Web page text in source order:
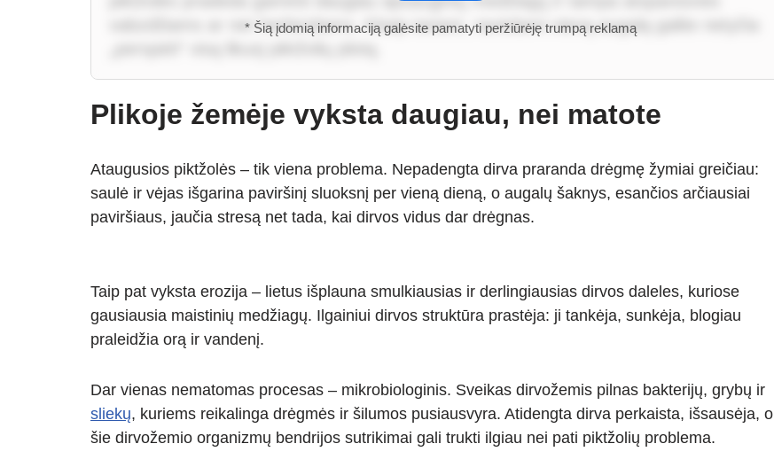
vabzdžiams ar net herbicidams. Kitaip tariant, ravėdami vieną augalą galite netyčia
* Šią įdomią informaciją galėsite pamatyti peržiūrėję trumpą reklamą
Plikoje žemėje vyksta daugiau, nei matote
Ataugusios piktžolės – tik viena problema. Nepadengta dirva praranda drėgmę žymiai greičiau:
saulė ir vėjas išgarina paviršinį sluoksnį per vieną dieną, o augalų šaknys, esančios arčiausiai
paviršiaus, jaučia stresą net tada, kai dirvos vidus dar drėgnas.
Taip pat vyksta erozija – lietus išplauna smulkiausias ir derlingiausias dirvos daleles, kuriose
gausiausia maistinių medžiagų. Ilgainiui dirvos struktūra prastėja: ji tankėja, sunkėja, blogiau
praleidžia orą ir vandenį.
Dar vienas nematomas procesas – mikrobiologinis. Sveikas dirvožemis pilnas bakterijų, grybų ir
sliekų, kuriems reikalinga drėgmės ir šilumos pusiausvyra. Atidengta dirva perkaista, išsausėja, o
šie dirvožemio organizmų bendrijos sutrikimai gali trukti ilgiau nei pati piktžolių problema.